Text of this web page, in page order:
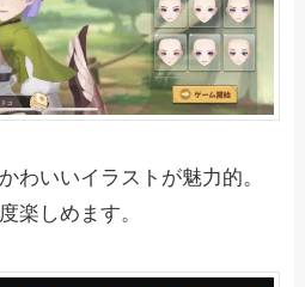
わいいイラストが魅力的。
楽しめます。